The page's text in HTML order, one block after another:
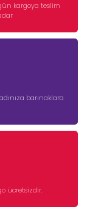
kargoya teslim
barınaklara
ücretsizdir.